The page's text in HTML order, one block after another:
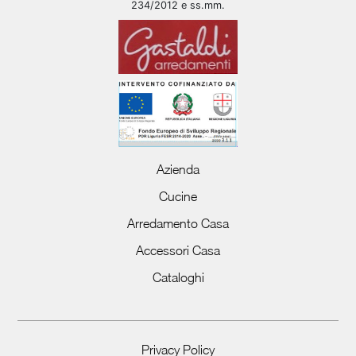
234/2012 e ss.mm.
Azienda
Cucine
Arredamento Casa
Accessori Casa
Cataloghi
Privacy Policy